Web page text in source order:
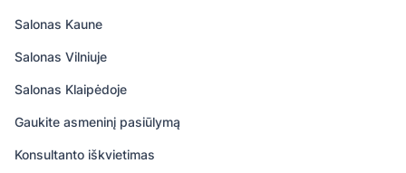
Salonas Kaune
Salonas Vilniuje
Salonas Klaipėdoje
Gaukite asmeninį pasiūlymą
Konsultanto iškvietimas